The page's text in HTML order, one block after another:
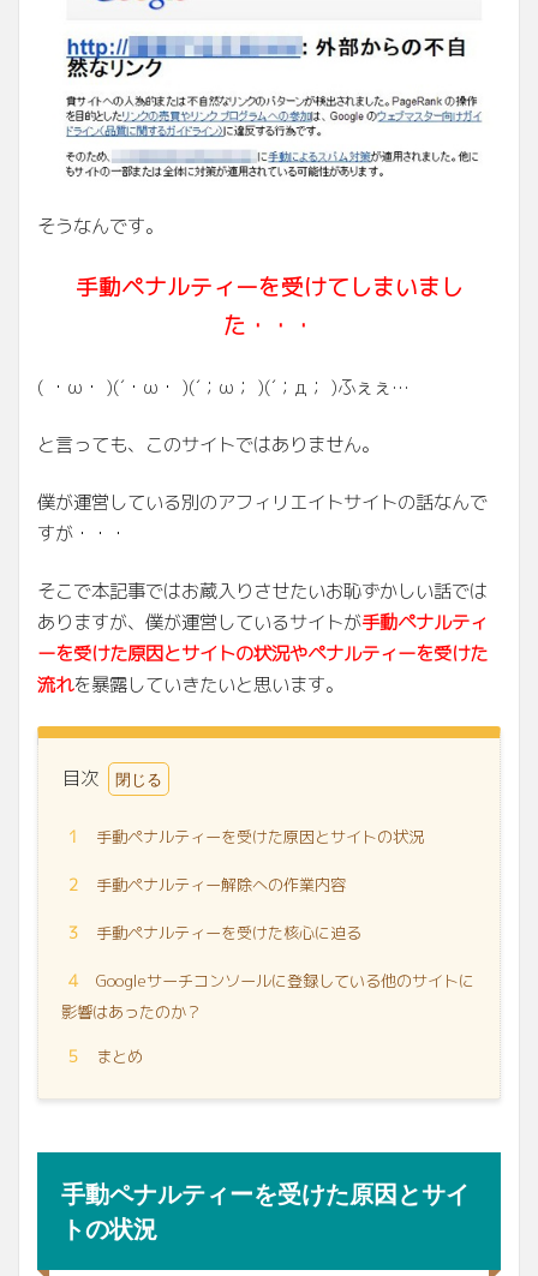
そうなんです。
手動ペナルティーを受けてしまいまし
た・・・
( ・ω・ )(´・ω・ )(´；ω； )(´；д； )ふぇぇ…
と言っても、このサイトではありません。
僕が運営している別のアフィリエイトサイトの話なんで
すが・・・
そこで本記事ではお蔵入りさせたいお恥ずかしい話では
ありますが、僕が運営しているサイトが手動ペナルティ
ーを受けた原因とサイトの状況やペナルティーを受けた
流れを暴露していきたいと思います。
目次
1 手動ペナルティーを受けた原因とサイトの状況
2 手動ペナルティー解除への作業内容
3 手動ペナルティーを受けた核心に迫る
4
Googleサーチコンソールに登録している他のサイトに
影響はあったのか？
5 まとめ
手動ペナルティーを受けた原因とサイ
トの状況